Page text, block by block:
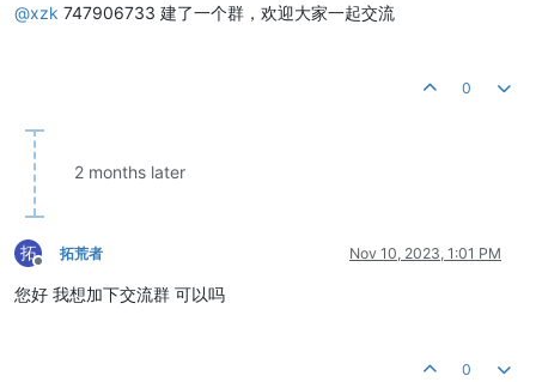
@xzk 747906733 建了一个群，欢迎大家一起交流
0
2 months later
拓
Offline
拓荒者 Nov 10, 2023, 1:01 PM
您好 我想加下交流群 可以吗
0